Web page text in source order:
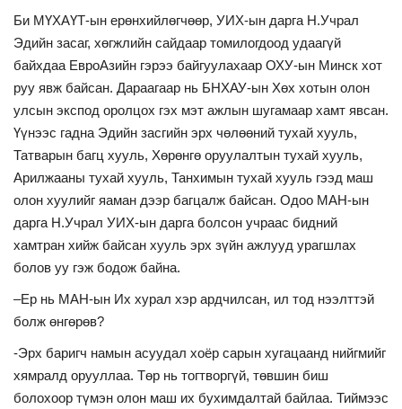
Би МҮХАҮТ-ын ерөнхийлөгчөөр, УИХ-ын дарга Н.Учрал
Эдийн засаг, хөгжлийн сайдаар томилогдоод удаагүй
байхдаа ЕвроАзийн гэрээ байгуулахаар ОХУ-ын Минск хот
руу явж байсан. Дараагаар нь БНХАУ-ын Хөх хотын олон
улсын экспод оролцох гэх мэт ажлын шугамаар хамт явсан.
Үүнээс гадна Эдийн засгийн эрх чөлөөний тухай хууль,
Татварын багц хууль, Хөрөнгө оруулалтын тухай хууль,
Арилжааны тухай хууль, Танхимын тухай хууль гээд маш
олон хуулийг яаман дээр багцалж байсан. Одоо МАН-ын
дарга Н.Учрал УИХ-ын дарга болсон учраас бидний
хамтран хийж байсан хууль эрх зүйн ажлууд урагшлах
болов уу гэж бодож байна.
–Ер нь МАН-ын Их хурал хэр ардчилсан, ил тод нээлттэй
болж өнгөрөв?
-Эрх баригч намын асуудал хоёр сарын хугацаанд нийгмийг
хямралд орууллаа. Төр нь тогтворгүй, төвшин биш
болохоор түмэн олон маш их бухимдалтай байлаа. Тиймээс